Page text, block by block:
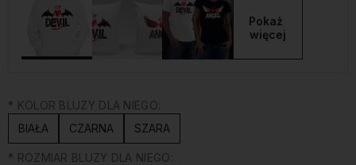
Pokaż
więcej
* KOLOR BLUZY DLA NIEGO:
BIAŁA
CZARNA SZARA
* ROZMIAR BLUZY DLA NIEGO: